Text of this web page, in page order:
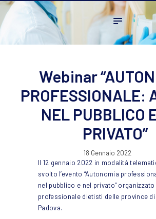
Home
L’ordine
Ambito Professionale
FAQ
Contatti
Webinar
PROFESSIONALE:
NEL PUBBLICO
PRIVATO”
18 Gennaio 2022
Il 12 gennaio 2022 in modalità
svolto l’evento “Autonomia
nel pubblico e nel privato” organizzato
professionale dietisti delle province di
Padova.